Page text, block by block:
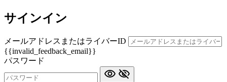
サインイン
メールアドレスまたはライバーID
{{invalid_feedback_email}}
パスワード